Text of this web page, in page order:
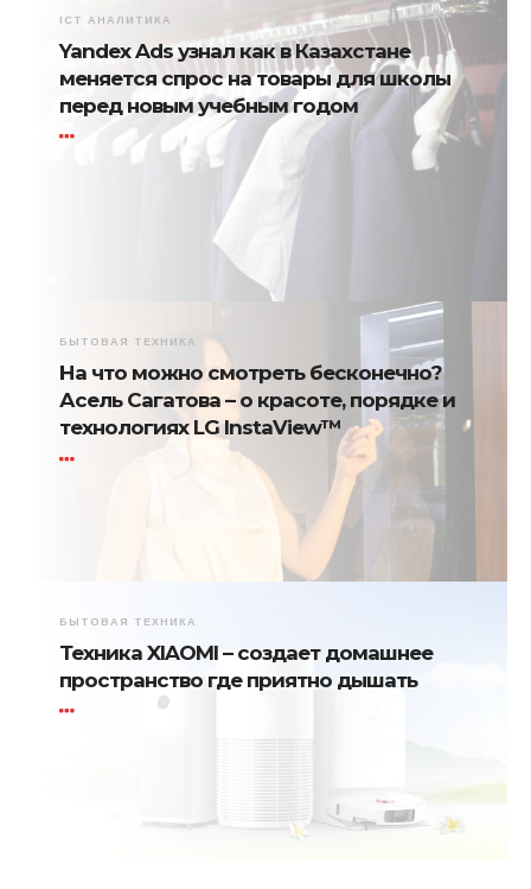
ICT АНАЛИТИКА
Yandex Ads узнал как в Казахстане
меняется спрос на товары для школы
перед новым учебным годом
БЫТОВАЯ ТЕХНИКА
На что можно смотреть бесконечно?
Асель Сагатова – о красоте, порядке и
технологиях LG InstaView™
БЫТОВАЯ ТЕХНИКА
Техника XIAOMI – создает домашнее
пространство где приятно дышать